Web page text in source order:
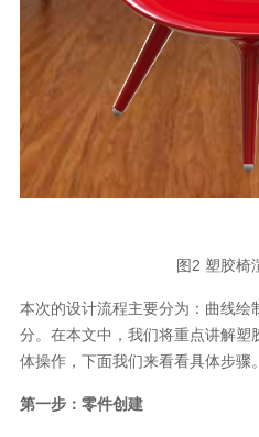
图2 塑胶椅
本次的设计流程主要分为：曲线绘
分。在本文中，我们将重点讲解
体操作，下面我们来看看具体步骤
第一步：零件创建